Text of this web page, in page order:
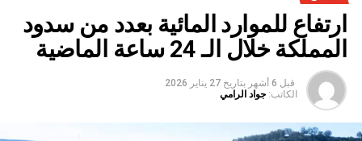
ارتفاع للموارد المائية بعدد من سدود
المملكة خلال الـ 24 ساعة الماضية
قبل 6 أشهر بتاريخ 27 يناير 2026
الكاتب: جواد الرامي